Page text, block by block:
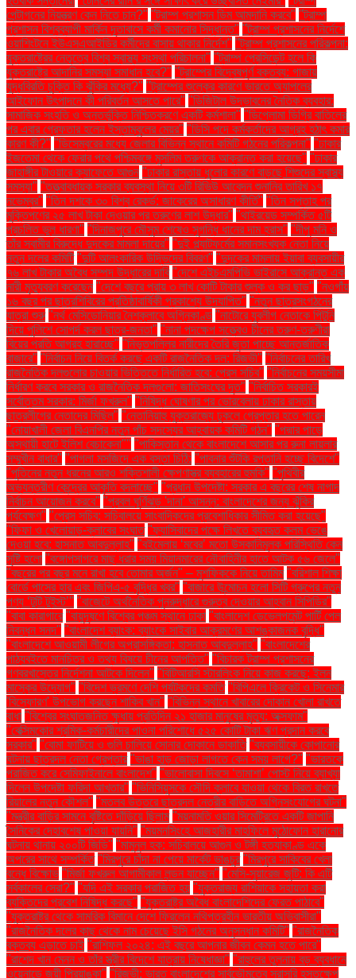
পেন্টাগনের নিয়ন্ত্রণ কেন নিতে চান?" "ট্রাম্প প্রশাসন ডিম আমদানি করবে" "ট্রাম্প
প্রশাসন বিশ্বব্যাপী মার্কিন দূতাবাসে কর্মী কমানোর সিদ্ধান্ত" "ট্রাম্প প্রশাসনের নির্দেশে
ওয়াশিংটনে ইউএসএআইডির কর্মীদের বাসায় থাকার নির্দেশ" "ট্রাম্প প্রশাসনের পরিকল্পনা:
যুক্তরাষ্ট্রের নেতৃত্বে বিশ্ব স্বাস্থ্য সংস্থা পরিচালনা" "ট্রাম্প প্রেসিডেন্ট হলে কি
যুক্তরাষ্ট্রে আদানির সমস্যা সমাধান হবে?" "ট্রাম্পের বিদ্বেষপূর্ণ বক্তব্য: গাজায়
যুদ্ধবিরতি চুক্তি কি ঝুঁকির মধ্যে?" "ট্রাম্পের শুল্কের কারণে ভারতে অ্যাপলের
আইফোন উৎপাদনে কী পরিবর্তন আসতে পারে" "ডিজিটাল উদ্ভাবনের নৈতিক ব্যবহার:
সামাজিক সংহতি ও অন্তর্ভুক্তি নিশ্চিতকরণে একটি কর্মশালা" "ডিপ্লোমা ডিগ্রি বাতিলের
পর এবার গ্রেফতার হলেন ইস্তাম্বুলের মেয়র" "ডিসি পদে কর্মকর্তাদের আগ্রহ হঠাৎ কমার
কারণ কী?" "ডিসেম্বরের মধ্যে জেলার বিভিন্ন স্থানে কমিটি গঠনের পরিকল্পনা" "ঢাকার
ইজতেমা থেকে ফেরার পথে পশ্চিমবঙ্গে মুসলিম তরুণকে আক্রান্ত করা হয়েছে" "ঢাকার
জাহাঙ্গীর টাওয়ারে ক্যাফেতে আগুন "ঢাকার রাস্তায় ধুলোর কারণে বাড়ছে শিশুদের স্বাস্থ্য
সমস্যা" "তত্ত্বাবধায়ক সরকার ব্যবস্থা নিয়ে ৩টি রিভিউ আবেদন শুনানির তারিখ ১৭
নভেম্বর" "তিন দশকে ৩০ বিশ্ব রেকর্ড: জাকেরের অসাধারণ কীর্তি" "তিন সপ্তাহ পর
মুক্তিপণের ২৫ লাখ টাকা দেওয়ার পর তরুণের লাশ উদ্ধার" "থাইরয়েড সম্পর্কিত ৫টি
প্রচলিত ভুল ধারণা" "দিনাজপুরে মৌসুম শেষেও সুগন্ধি ধানের দাম হ্রাস" "দীপু মনি ও
তাঁর স্বামীর বিরুদ্ধে দুদকের মামলা দায়ের" "দুই প্ল্যাটফর্মের সমানসংখ্যক নেতা নিয়ে
নতুন দলের কমিটি "দুটি আলংকারিক উদ্ভিদের বিবরণ" "দুদকের মামলায় ইয়াবা ব্যবসায়ীর
৭৬ লাখ টাকার অবৈধ সম্পদ উদ্ধারের দাবি "দেশে এইচএমপিভি ভাইরাসে আক্রান্ত এক
নারী মৃত্যুবরণ করেছেন "দেশে বছরে প্রায় ৩ লাখ কোটি টাকার শুল্ক ও কর ছাড়" "নওগাঁয়
১৬ বছর পর ছাত্রশিবিরের প্রতিষ্ঠাবার্ষিকী প্রকাশ্যে উদযাপিত" "নতুন ছাত্রসংগঠনের
যাত্রা শুরু "নর্থ মেসিডোনিয়ার নৈশক্লাবে অগ্নিকাণ্ড "নাটোরে যুবলীগ নেতাকে পিটুনি
দিয়ে পুলিশে সোপর্দ করল ছাত্র-জনতা" "নানা পদক্ষেপ সত্ত্বেও চীনের তরুণ-তরুণীরা
বিয়ের প্রতি আগ্রহ হারাচ্ছে" "নিভৃতপল্লির নারীদের তৈরি জুতা পাচ্ছে আন্তর্জাতিক
বাজারে" "নির্বাচন নিয়ে বিতর্ক করছে একটি রাজনৈতিক দল: রিজভী" "নির্বাচনের তারিখ
রাজনৈতিক দলগুলোর চাওয়ার ভিত্তিতে নির্ধারিত হবে: প্রেস সচিব" "নির্বাচনের সময়সীমা
নির্ধারণ করবে সরকার ও রাজনৈতিক দলগুলো: জাতিসংঘের দূত" "নির্বাচিত সরকারই
সর্বোত্তম সরকার: মির্জা ফখরুল" "নিষিদ্ধ ঘোষণার পর ভোরবেলায় ঢাকার রাস্তায়
ছাত্রলীগের নেতাদের মিছিল" "নেতানিয়াহু যুক্তরাজ্যে ঢুকলে গ্রেপ্তার হতে পারেন
"নোয়াখালী জেলা বিএনপির নতুন পাঁচ সদস্যের আহ্বায়ক কমিটি গঠন" "পদ্মার পাড়ে
অস্থায়ী হাটে ইলিশ বেচাকেনা"'' "পাকিস্তান থেকে বাংলাদেশে আসার পর রুনা লায়লার
সম্মুখীন বাধার" "পাগলা মসজিদে এক বস্তা চিঠি: "পাবনার শুঁটকি রপ্তানি হচ্ছে বিদেশে"
"পুতিনের নতুন ধরনের আরও শক্তিশালী ক্ষেপণাস্ত্র ব্যবহারের হুমকি" "পৃথিবীর
অভ্যন্তরীণ কেন্দ্রের আকৃতি বদলাচ্ছে" "প্রধান উপদেষ্টা: সরকার এ বছরের শেষ নাগাদ
নির্বাচন আয়োজন করবে" "প্রবল ঘূর্ণিঝড় 'দানা' আসন্ন: বাংলাদেশের জন্য ঝুঁকির
পর্যবেক্ষণ" "প্রেস সচিব: সচিবালয়ে সাংবাদিকদের প্রবেশাধিকার সীমিত করা হয়েছে"
"ফিফা ও খেলোয়াড়-ক্লাবের সংঘাত "ফ্যাসিবাদের পক্ষে লিখতে ব্যবহৃত কলম ভেঙে
দেওয়া হবে: হাসনাত আবদুল্লাহ" "বইমেলায় ‘মবের’ মতো উসকানিমূলক পরিস্থিতি কেন
সৃষ্টি হলো "বঙ্গোপসাগরে মাছ ধরার সময় মিয়ানমারের নৌবাহিনীর হাতে আটক ৫৬ জেলে"
"বছরের পর বছর মনে রাখা হবে তোমার অর্জন" – মুশফিককে নিয়ে তামিম "বরিশাল শিক্ষা
বোর্ডে পাসের হার এবং জিপিএ-৫ বৃদ্ধির খবর" "বাজারে উন্মোচন হলো সিটি গ্রুপের নতুন
পণ্য ‘টুটি টুইস্ট’" "বাজেটে অর্থনৈতিক পুনরুদ্ধারে গুরুত্ব দেওয়ার আহ্বান সিপিডির"
"বাবা কারাগারে "বায়ুদূষণে বিশ্বের পঞ্চম স্থানে ঢাকা "বাংলাদেশ ডেভেলপমেন্ট পার্টি পেল
নিবন্ধন সনদ" "বাংলাদেশ ব্যাংক: ব্যাংকে সাইবার আক্রমণের আশঙ্কাজনক বৃদ্ধি"
"বাংলাদেশে আওয়ামী লীগের অপ্রাসঙ্গিকতা: হাসনাত আবদুল্লাহ" "বাংলাদেশের
পাঠ্যবইতে মানচিত্র ও তথ্য বিষয়ে চীনের আপত্তি" "বিচারক ট্রাম্প প্রশাসনের
গণবরখাস্তের নির্দেশনা আটকে দিলেন" "বিটিআরসি স্টারলিংক নিয়ে কাজ করছে: ইলন
মাস্কের উদ্যোগ" "বিদেশ ভ্রমণে দেশি পর্যটকদের কমতি "বিপিএলে ক্রিকেট ও সিনেমার
'বিস্ফোরণ' উপভোগ করছেন শাকিব খান" "বিভিন্ন স্থানে খাবারের দোকান খোলা রাখতে
বাধা "বিশ্বের সংঘাতজনিত ক্ষুধায় প্রতিদিন ২১ হাজার মানুষের মৃত্যু: অক্সফাম"
"বেক্সিমকোর শ্রমিক-কর্মচারীদের পাওনা পরিশোধে ৫২৫ কোটি টাকা ঋণ প্রদান করবে
সরকার" "বোমা ফাটিয়ে ও গুলি চালিয়ে সোনার দোকানে ডাকাতি "ব্যবসায়ীকে কোপানোর
ঘটনায় ছাত্রদল নেতা গ্রেপ্তার "ভাঙা হাড় জোড়া লাগতে কেন সময় লাগে?" "ভারতকে
পরাজিত করে সেমিফাইনালে বাংলাদেশ" "ভালোবাসা দিবসে ‘তামাশা’ পোস্ট নিয়ে ব্যাখ্যা
দিলেন উপদেষ্টা ফরিদা আখতার" "ভিনিসিয়ুসকে সৌদি ক্লাবে যাওয়া থেকে বিরত রাখতে
রিয়ালের নতুন কৌশল" "মতলব উত্তরে ছাত্রদল নেত্রীর বাড়িতে অগ্নিসংযোগের ঘটনা"
"মন্ত্রীর বাড়ির সামনে বৃষ্টিতে দাঁড়িয়ে ছিলাম "ময়নামতি ওয়ার সিমেট্রিতে একটি জাপানি
সৈনিকের দেহাবশেষ পাওয়া যায়নি" "ময়মনসিংহে আজহারীর মাহফিলে মুঠোফোন হারানোর
ঘটনায় থানায় ২০০টি জিডি" "মামুনুল হক: সচিবালয়ে আগুন ও টঙ্গী হত্যাকাণ্ড একে
অপরের সাথে সম্পর্কিত "মিরপুরে চাঁদা না পেয়ে মার্কেট ভাঙচুর "মিরপুরে সাকিবের খেলা
বন্ধে বিক্ষোভ "মির্জা ফখরুল আগামীকাল লন্ডন যাচ্ছেন" "মেসি-সুয়ারেজ জুটি: কি এটি
সর্বকালের সেরা?" "যদি এই সরকার পরাজিত হয় "যুক্তরাজ্য রাশিয়াকে সহায়তা করা
ব্যক্তিদের প্রবেশ নিষিদ্ধ করছে" "যুক্তরাষ্ট্র অবৈধ বাংলাদেশিদের ফেরত পাঠাবে"
"যুক্তরাষ্ট্র থেকে সামরিক বিমানে দেশে ফিরলেন নথিপত্রহীন ভারতীয় অভিবাসীরা"
"রাজনৈতিক দলের কাছ থেকে নাম চেয়েছে ইসি গঠনের অনুসন্ধান কমিটি" "রাজনৈতিক
বক্তব্য এড়াতে চাই "রাশিফল ২০২৪: এই বছরে আপনার জীবন কেমন হতে পারে"
"রাশেদ খান মেনন ও তাঁর স্ত্রীর বিদেশে যাত্রায় নিষেধাজ্ঞা" "রাহুলের তুলনায় বড় ব্যবধানে
ওয়েনাডে জয়ী প্রিয়াঙ্কা" "রিজভী: ভারত বাংলাদেশের সার্বভৌমত্বে সরাসরি হস্তক্ষেপ